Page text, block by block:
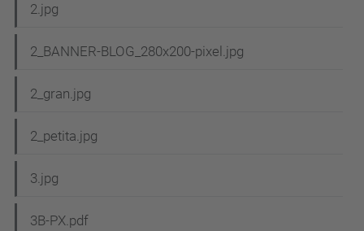
2.jpg
2_BANNER-BLOG_280x200-pixel.jpg
2_gran.jpg
2_petita.jpg
3.jpg
3B-PX.pdf